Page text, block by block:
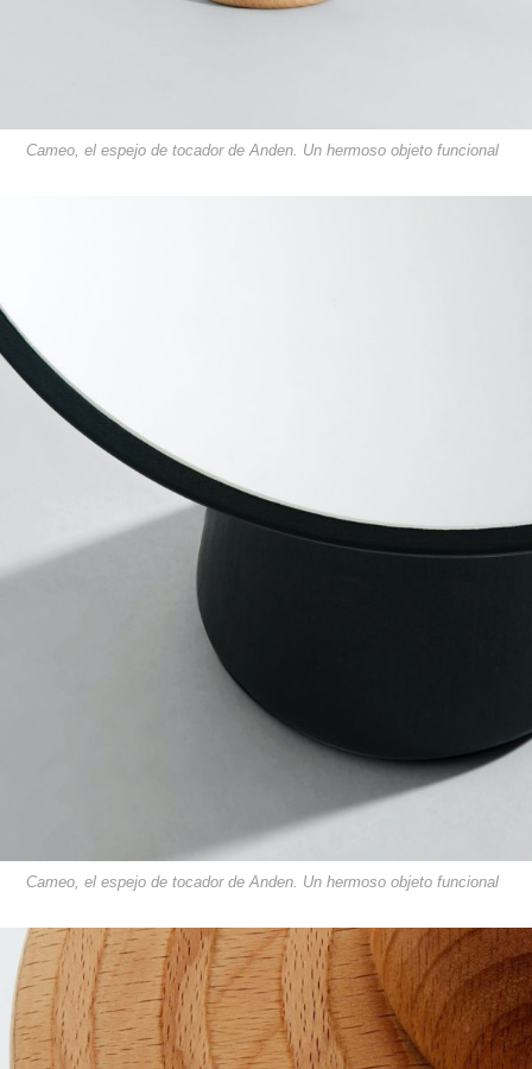
Cameo, el espejo de tocador de Anden. Un hermoso objeto funcional
Cameo, el espejo de tocador de Anden. Un hermoso objeto funcional